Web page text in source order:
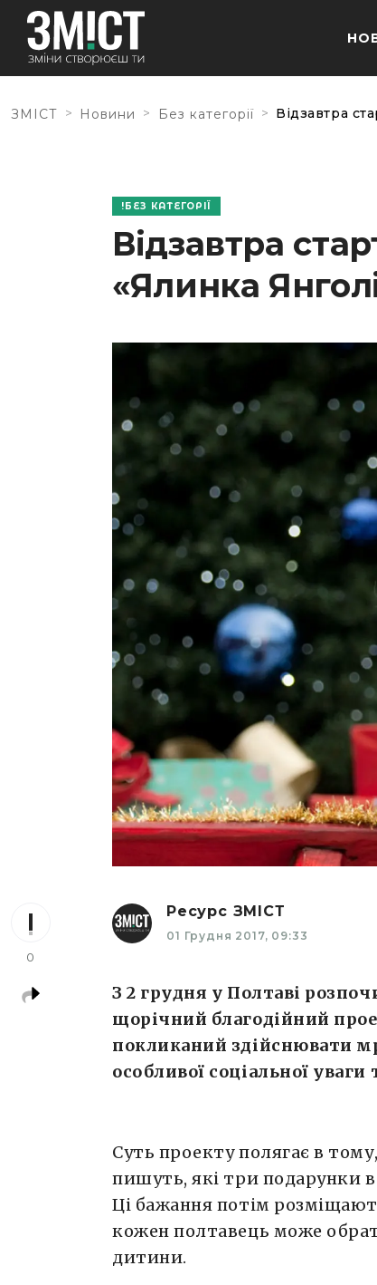
ЗМІСТ > Новини > Без категорії > Відзавтра
БЕЗ КАТЕГОРІЇ
Відзавтра
«Ялинка
0
Ресурс ЗМІСТ
01 Грудня 2017, 09:33
З 2 грудня у Полтаві
щорічний благодійний
покликаний здійснювати
особливої соціальної
Суть проекту полягає в
пишуть, які три подарунки
Ці бажання потім
кожен полтавець може
дитини.